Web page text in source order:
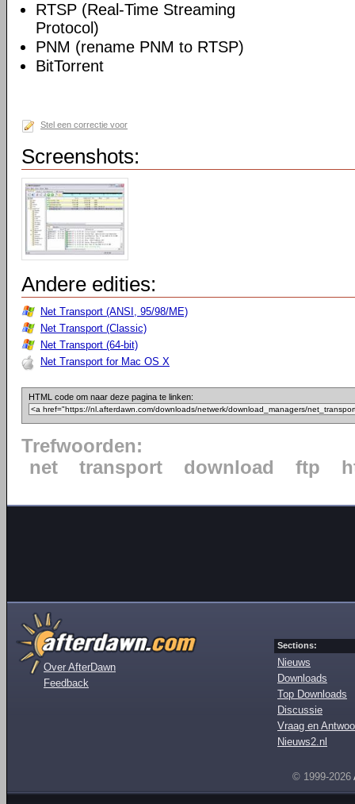
RTSP (Real-Time Streaming
Protocol)
PNM (rename PNM to RTSP)
BitTorrent
Stel een correctie voor
Screenshots:
Andere edities:
Net Transport (ANSI, 95/98/ME)
Net Transport (Classic)
Net Transport (64-bit)
Net Transport for Mac OS X
HTML code om naar deze pagina te linken:
Trefwoorden:
net
transport download ftp
Over AfterDawn
Feedback
Sections:
Nieuws
Downloads
Top Downloads
Discussie
Vraag en
Nieuws2.nl
© 1999-2026